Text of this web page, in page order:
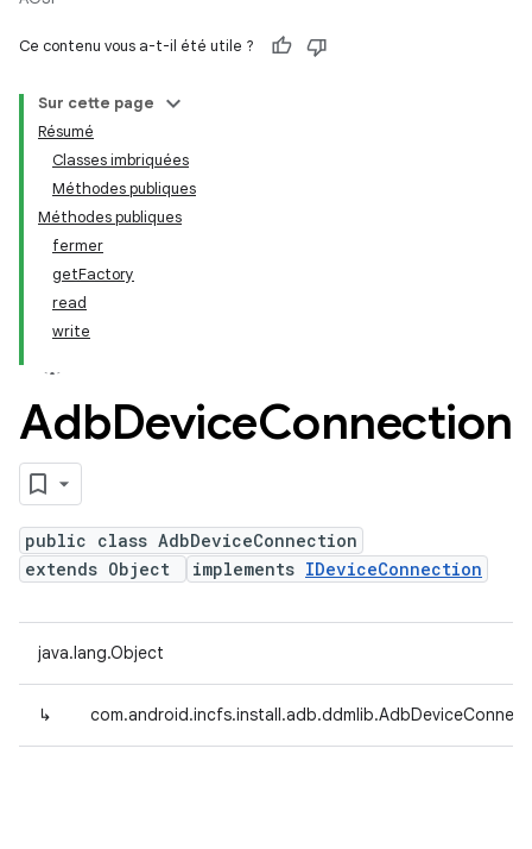
Ce contenu vous a-t-il été utile ?
Sur cette page
Résumé
Classes imbriquées
Méthodes publiques
Méthodes publiques
fermer
getFactory
read
write
AdbDeviceConnection
public class AdbDeviceConnection
extends Object
implements IDeviceConnection
java.lang.Object
↳